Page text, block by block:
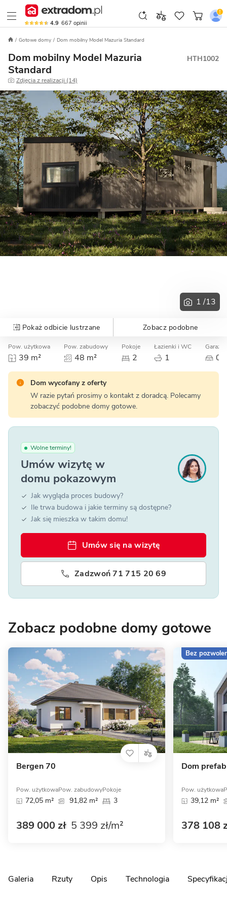
4.9 667 opinii
Gotowe domy Dom mobilny Model Mazuria Standard
Dom mobilny Model Mazuria
Standard
HTH1002
Zdjęcia z realizacji (14)
1 /13
Pokaż odbicie lustrzane Zobacz podobne
Pow. użytkowa
39 m²
Pow. zabudowy
48 m²
Pokoje
2
Łazienki i WC
1
Garaż
0
Dom wycofany z oferty
W razie pytań prosimy o kontakt z doradcą. Polecamy
zobaczyć podobne domy gotowe.
Wolne terminy!
Umów wizytę w
domu pokazowym
Jak wygląda proces budowy?
Ile trwa budowa i jakie terminy są dostępne?
Jak się mieszka w takim domu!
Umów się na wizytę
Zadzwoń 71 715 20 69
Zobacz podobne domy gotowe
Bergen 70
Pow. użytkowa
72,05 m²
Pow. zabudowy
91,82 m²
Pokoje
3
389 000 zł 5 399 zł/m²
Bez
Dom
Pow. użytkowa
39,12 m²
378 108
Galeria Rzuty Opis Technologia